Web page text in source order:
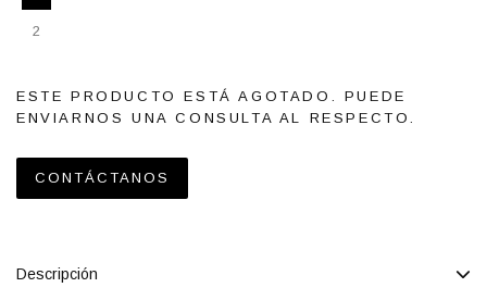
2
ESTE PRODUCTO ESTÁ AGOTADO. PUEDE
ENVIARNOS UNA CONSULTA AL RESPECTO.
CONTÁCTANOS
Descripción